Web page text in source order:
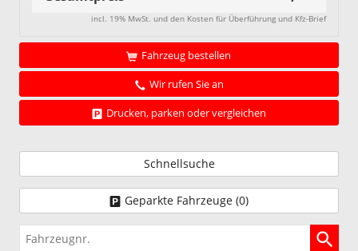
incl. 19% MwSt. und den Kosten für Überführung und Kfz-Brief
Fahrzeug bestellen
Wir rufen Sie an
Drucken, parken oder vergleichen
Schnellsuche
Geparkte Fahrzeuge (0)
Fahrzeugnr.